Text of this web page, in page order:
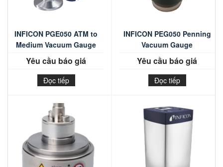
INFICON PGE050 ATM to
Medium Vacuum Gauge
Yêu cầu báo giá
Đọc tiếp
INFICON PEG050 Penning
Vacuum Gauge
Yêu cầu báo giá
Đọc tiếp